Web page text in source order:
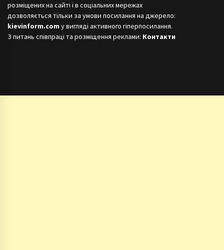
розміщених на сайті і в соціальних мережах
дозволяється тільки за умови посилання на джерело:
kievinform.com у вигляді активного гіперпосилання.
З питань співпраці та розміщення реклами: Контакти